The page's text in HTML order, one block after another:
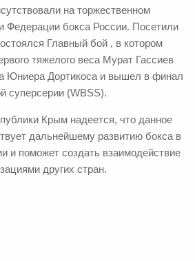
на торжественном
Федерации бокса России. Посетили
Главный бой , в котором
тяжелого веса Мурат Гассиев
Юниера Дортикоса и вышел в финал
суперсерии (WBSS).
Крым надеется, что данное
дальнейшему развитию бокса в
и поможет создать взаимодействие
других стран.